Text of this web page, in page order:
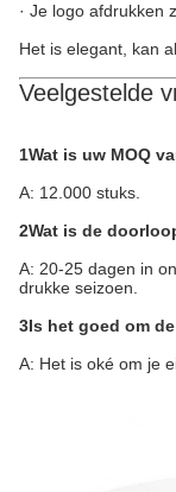
· Je logo afdrukken
Het is elegant, kan
Veelgestelde
1Wat is uw MOQ
A: 12.000 stuks.
2Wat is de
A: 20-25 dagen in
drukke seizoen.
3Is het goed om
A: Het is oké om je